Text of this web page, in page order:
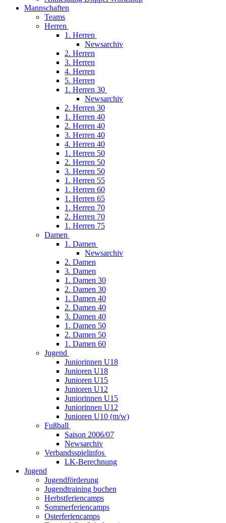
Mannschaften
Teams
Herren
1. Herren
Newsarchiv
2. Herren
3. Herren
4. Herren
5. Herren
1. Herren 30
Newsarchiv
2. Herren 30
1. Herren 40
2. Herren 40
3. Herren 40
4. Herren 40
1. Herren 50
2. Herren 50
3. Herren 50
1. Herren 55
1. Herren 60
1. Herren 65
1. Herren 70
2. Herren 70
1. Herren 75
Damen
1. Damen
Newsarchiv
2. Damen
3. Damen
1. Damen 30
2. Damen 30
1. Damen 40
2. Damen 40
3. Damen 40
1. Damen 50
2. Damen 50
1. Damen 60
Jugend
Juniorinnen U18
Junioren U18
Junioren U15
Junioren U12
Juniorinnen U15
Juniorinnen U12
Junioren U10 (m/w)
Fußball
Saison 2006/07
Newsarchiv
Verbandsspielinfos
LK-Berechnung
Jugend
Jugendförderung
Jugendtraining buchen
Herbstferiencamps
Sommerferiencamps
Osterferiencamps